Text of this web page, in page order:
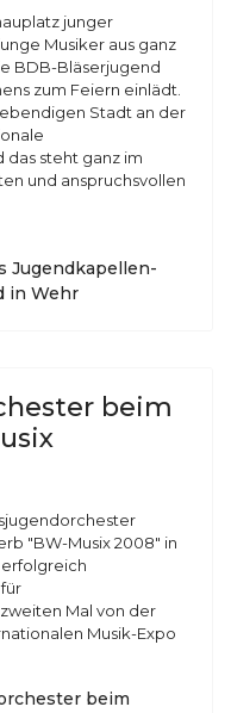
junger
Musiker aus ganz
BDB-Bläserjugend
zum Feiern einlädt.
Stadt an der
das steht ganz im
und anspruchsvollen
Jugendkapellen-
in Wehr
beim
"BW-Musix 2008" in
erfolgreich
Mal von der
Musik-Expo
beim